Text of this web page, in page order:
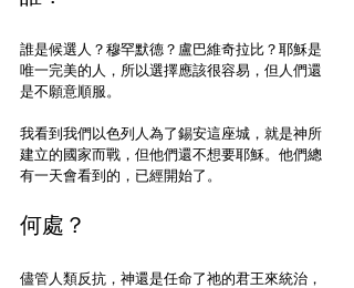
誰是候選人？穆罕默德？盧巴維奇拉比？耶穌是
唯一完美的人，所以選擇應該很容易，但人們還
是不願意順服。
我看到我們以色列人為了錫安這座城，就是神所
建立的國家而戰，但他們還不想要耶穌。他們總
有一天會看到的，已經開始了。
何處？
儘管人類反抗，神還是任命了祂的君王來統治，